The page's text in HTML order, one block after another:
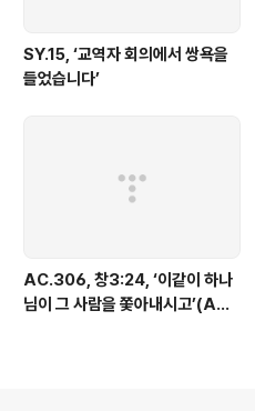
SY.15, ‘교역자 회의에서 쌍욕을
들었습니다’
AC.306, 창3:24, ‘이같이 하나
님이 그 사람을 쫓아내시고’(AC.